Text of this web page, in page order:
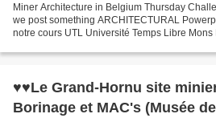
Miner Architecture in Belgium Thursday
we post something ARCHITECTURAL
notre cours UTL Université Temps Libre Mons
♥♥Le Grand-Hornu site minier région de Mons
Borinage et MAC's (Musée